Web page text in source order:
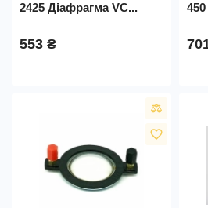
2425 Діафрагма VC...
553 ₴
favorite_border